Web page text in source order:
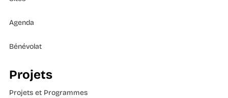
Agenda
Bénévolat
Projets
Projets et Programmes